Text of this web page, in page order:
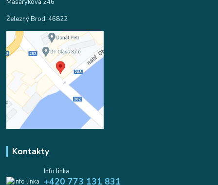
Masarykova 246
Železný Brod, 46822
Kontakty
Info linka
+420 773 131 831